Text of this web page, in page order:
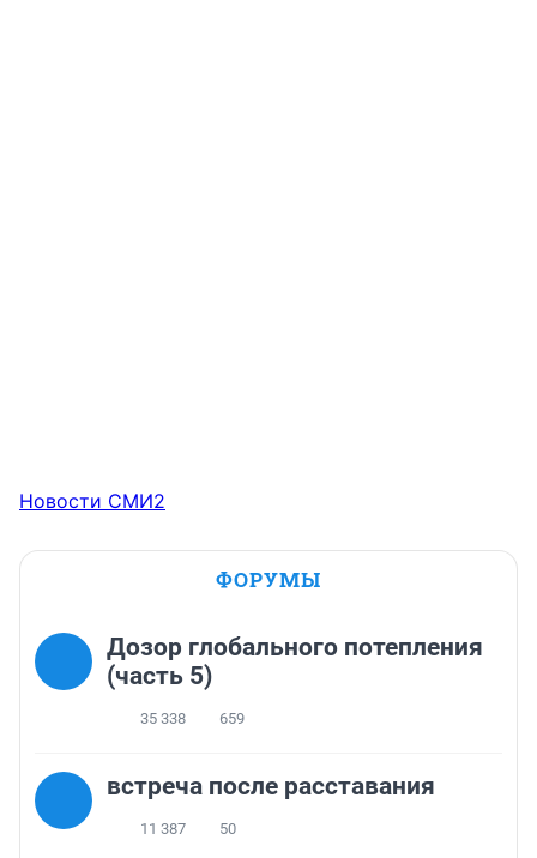
Новости СМИ2
ФОРУМЫ
Дозор глобального потепления
(часть 5)
35 338 659
встреча после расставания
11 387 50